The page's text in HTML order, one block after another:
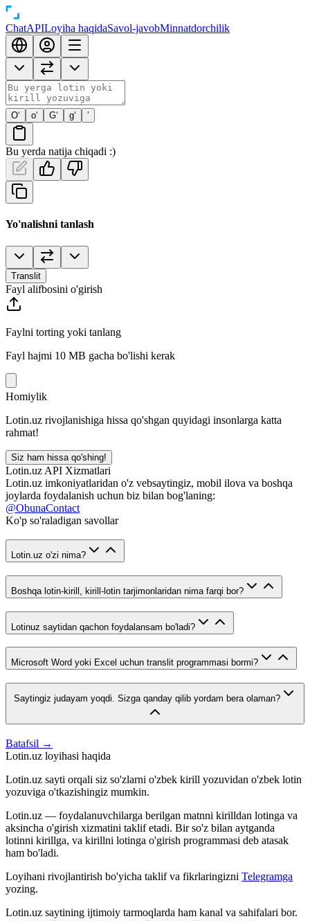
ChatAPILoyiha haqidaSavol-javobMinnatdorchilik
O‘ o‘ G‘ g‘ ’
Bu yerda natija chiqadi :)
Yo'nalishni tanlash
Translit
Fayl alifbosini o'girish
Faylni torting yoki tanlang
Fayl hajmi 10 MB gacha bo'lishi kerak
Homiylik
Lotin.uz rivojlanishiga hissa qo'shgan quyidagi insonlarga katta
rahmat!
Siz ham hissa qo'shing!
Lotin.uz API Xizmatlari
Lotin.uz imkoniyatlaridan o'z vebsaytingiz, mobil ilova va boshqa
joylarda foydalanish uchun biz bilan bog'laning:
@ObunaContact
Ko'p so'raladigan savollar
Lotin.uz o'zi nima?
Boshqa lotin-kirill, kirill-lotin tarjimonlaridan nima farqi bor?
Lotinuz saytidan qachon foydalansam bo'ladi?
Microsoft Word yoki Excel uchun translit programmasi bormi?
Saytingiz judayam yoqdi. Sizga qanday qilib yordam bera olaman?
Batafsil →
Lotin.uz loyihasi haqida
Lotin.uz sayti orqali siz so'zlarni o'zbek kirill yozuvidan o'zbek lotin
yozuviga o'tkazishingiz mumkin.
Lotin.uz — foydalanuvchilarga berilgan matnni kirilldan lotinga va
aksincha o'girish xizmatini taklif etadi. Bir so'z bilan aytganda
lotinni kirillga, va kirillni lotinga o'girish programmasi deb atasak
ham bo'ladi.
Loyihani rivojlantirish bo'yicha taklif va fikrlaringizni Telegramga
yozing.
Lotin.uz saytining ijtimoiy tarmoqlarda ham kanal va sahifalari bor.